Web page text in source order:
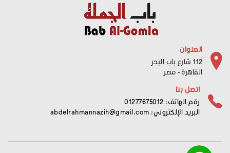
العنوان
112 شارع باب البحر
القاهرة - مصر
اتصل بنا
رقم الهاتف: 01277675012
البريد الإلكتروني: abdelrahmannazih@gmail.com